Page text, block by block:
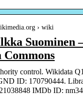
› wiki
Suominen
control. Wikidata
ID: 170790444.
IMDb ID: